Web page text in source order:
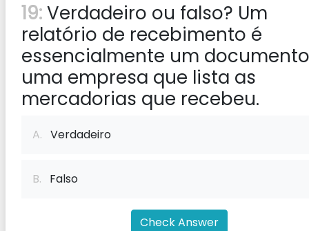
19:Verdadeiro ou falso? Um
relatório de recebimento é
essencialmente um
uma empresa que lista as
mercadorias que recebeu.
A. Verdadeiro
B. Falso
Check Answer